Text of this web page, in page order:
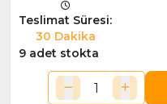
Teslimat Süresi:
30 Dakika
9 adet stokta